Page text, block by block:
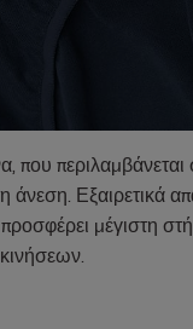
που περιλαμβάνεται
άνεση. Εξαιρετικά
μέγιστη